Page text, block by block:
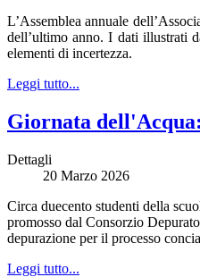
L’Assemblea annuale
dell’ultimo anno. I dati illustrati
elementi di incertezza.
Leggi tutto...
Giornata
Dettagli
20 Marzo 2026
Circa duecento studenti della
promosso dal Consorzio
depurazione per il processo
Leggi tutto...